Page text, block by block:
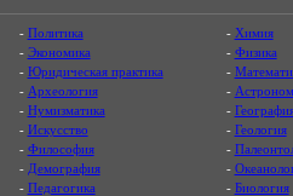
- Политика
- Экономика
- Юридическая практика
- Археология
- Нумизматика
- Искусство
- Философия
- Демография
- Педагогика
- Химия
- Физика
-
-
-
- Геология
-
-
- Биология